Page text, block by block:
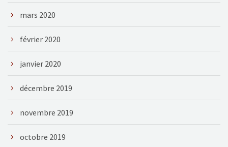
mars 2020
février 2020
janvier 2020
décembre 2019
novembre 2019
octobre 2019